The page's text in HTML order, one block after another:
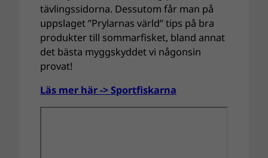
tävlingssidorna. Dessutom får man på
uppslaget ”Prylarnas värld” tips på bra
produkter till sommarfisket, bland annat
det bästa myggskyddet vi någonsin
provat!
Läs mer här -> Sportfiskarna